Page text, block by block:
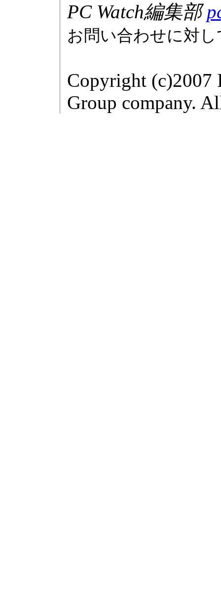
PC Watch編集部
お問い合わせに対
Copyright (c)2007
Group company.